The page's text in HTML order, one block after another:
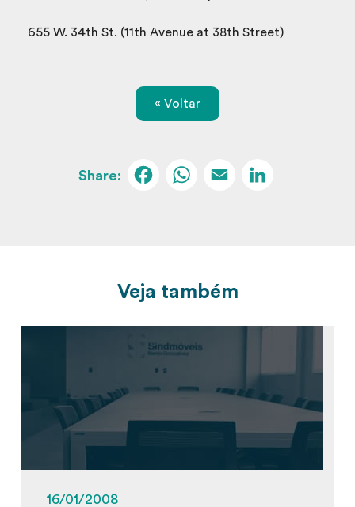
655 W. 34th St. (11th Avenue at 38th Street)
« Voltar
Facebook
WhatsApp
Email
Veja também
16/01/2008